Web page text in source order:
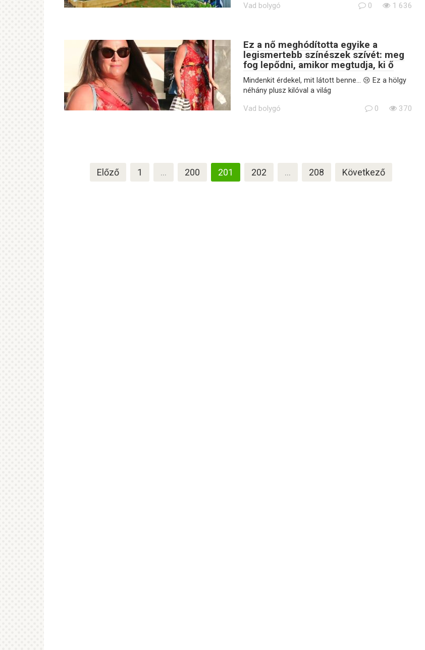
Vad bolygó 0 1 636
Ez a nő meghódította egyike a
legismertebb színészek szívét: meg
fog lepődni, amikor megtudja, ki ő
Mindenkit érdekel, mit látott benne… 😢 Ez a hölgy
néhány plusz kilóval a világ
Vad bolygó 0 370
Bejegyzések
lapozása
Előző 1 … 200 201 202 … 208 Következő